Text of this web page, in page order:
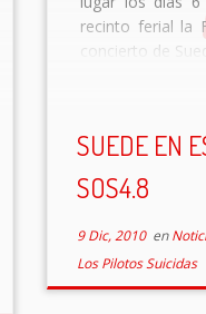
recinto ferial la
concierto de
SUEDE EN
SOS4.8
9 Dic, 2010en
Los Pilotos Suicidas